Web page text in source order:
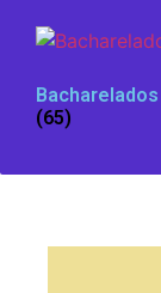
(65)